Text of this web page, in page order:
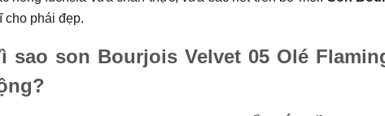
cho phái đẹp.
sao son Bourjois Velvet 05 Olé